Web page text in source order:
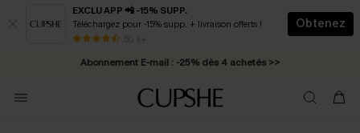
EXCLU APP 📲 -15% SUPP.
Téléchargez pour -15% supp. + livraison offerts !
50 k+
Obtenez
* Livraison éclair 2-3 jours ouvrés >>
Abonnement E-mail : -25% dès 4 achetés >>